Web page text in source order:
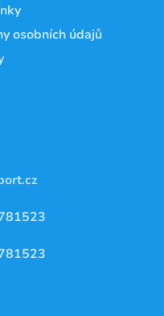
osobních údajů